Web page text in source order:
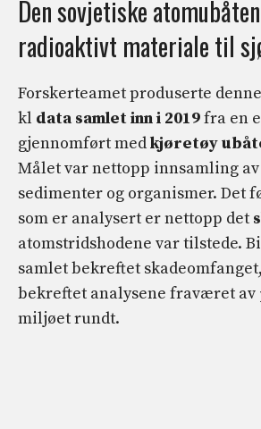
Den sovjetiske
radioaktivt materiale til
Forskerteamet produserte
kl data samlet inn i 2019fra en
gjennomført medkjøretøy
Målet var nettopp innsamling
sedimenter og organismer. Det
som er analysert er nettopp det
atomstridshodene var tilstede.
samlet bekreftet
bekreftet analysene fraværet av
miljøet rundt.